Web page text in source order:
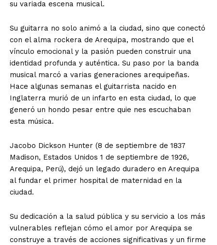
su variada escena musical.
Su guitarra no solo animó a la ciudad, sino que conectó
con el alma rockera de Arequipa, mostrando que el
vínculo emocional y la pasión pueden construir una
identidad profunda y auténtica. Su paso por la banda
musical marcó a varias generaciones arequipeñas.
Hace algunas semanas el guitarrista nacido en
Inglaterra murió de un infarto en esta ciudad, lo que
generó un hondo pesar entre quie nes escuchaban
esta música.
Jacobo Dickson Hunter (8 de septiembre de 1837
Madison, Estados Unidos 1 de septiembre de 1926,
Arequipa, Perú), dejó un legado duradero en Arequipa
al fundar el primer hospital de maternidad en la
ciudad.
Su dedicación a la salud pública y su servicio a los más
vulnerables reflejan cómo el amor por Arequipa se
construye a través de acciones significativas y un firme